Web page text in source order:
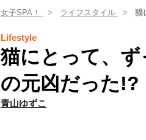
女子SPA！ ライフスタイル 猫
Lifestyle
猫にとって、
の元凶だった
青山ゆずこ